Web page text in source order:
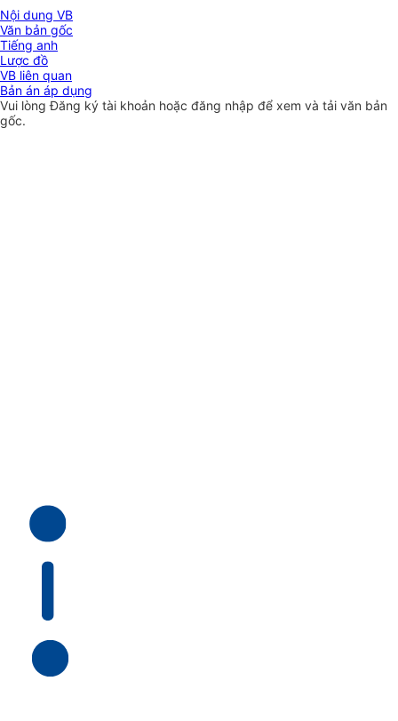
Nội dung VB
Văn bản gốc
Tiếng anh
Lược đồ
VB liên quan
Bản án áp dụng
Vui lòngĐăng ký tài khoản hoặc đăng nhập để xem và tải văn bản
gốc.